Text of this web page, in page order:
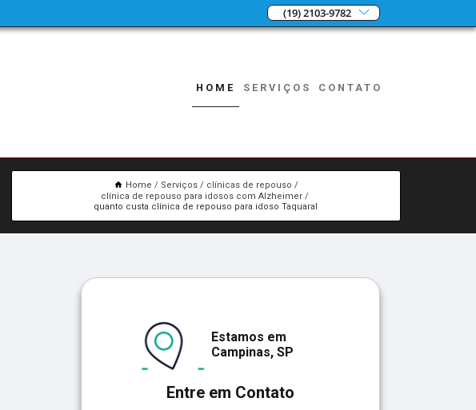
(19) 2103-9782
HOME SERVIÇOS CONTATO
Home Serviços
clínicas de repouso
clínica de repouso para idosos com Alzheimer
quanto custa clínica de repouso para idoso Taquaral
Entre em Contato
Estamos em
Campinas, SP